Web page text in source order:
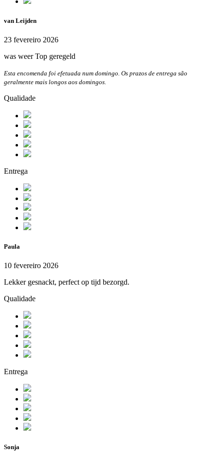
van Leijden
23 fevereiro 2026
was weer Top geregeld
Esta encomenda foi efetuada num domingo. Os prazos de entrega são
geralmente mais longos aos domingos.
Qualidade
Entrega
Paula
10 fevereiro 2026
Lekker gesnackt, perfect op tijd bezorgd.
Qualidade
Entrega
Sonja